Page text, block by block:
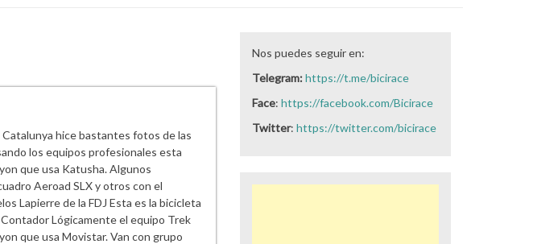
hice bastantes fotos de las
los equipos profesionales esta
que usa Katusha. Algunos
Aeroad SLX y otros con el
Lapierre de la FDJ Esta es la bicicleta
Lógicamente el equipo Trek
que usa Movistar. Van con grupo
Nos puedes seguir en:
Telegram:https://t.me/bicirace
Face: https://facebook.com/Bicirace
Twitter: https://twitter.com/bicirace